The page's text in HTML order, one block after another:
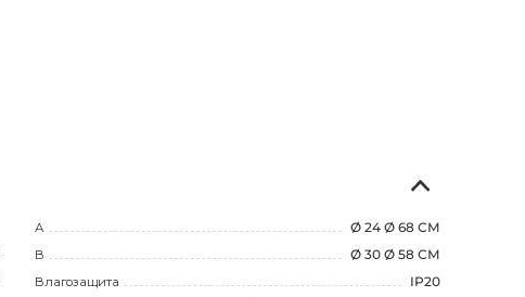
А
Ø 24 Ø 68 СМ
В
Ø 30 Ø 58 СМ
Влагозащита
IP20